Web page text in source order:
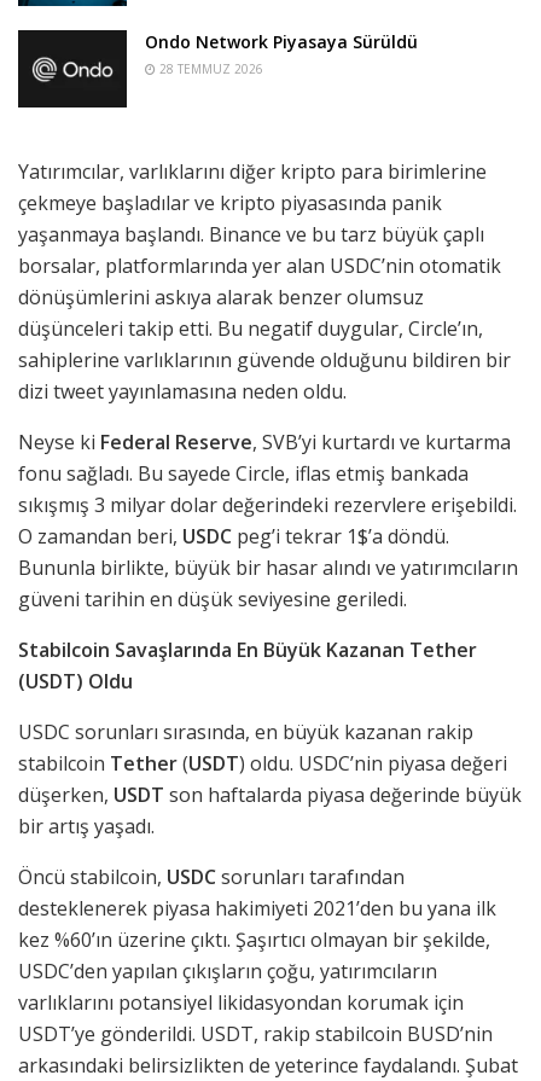
Ondo Network Piyasaya Sürüldü
28 TEMMUZ 2026
Yatırımcılar, varlıklarını diğer kripto para birimlerine
çekmeye başladılar ve kripto piyasasında panik
yaşanmaya başlandı. Binance ve bu tarz büyük çaplı
borsalar, platformlarında yer alan USDC’nin otomatik
dönüşümlerini askıya alarak benzer olumsuz
düşünceleri takip etti. Bu negatif duygular, Circle’ın,
sahiplerine varlıklarının güvende olduğunu bildiren bir
dizi tweet yayınlamasına neden oldu.
Neyse ki Federal Reserve, SVB’yi kurtardı ve kurtarma
fonu sağladı. Bu sayede Circle, iflas etmiş bankada
sıkışmış 3 milyar dolar değerindeki rezervlere erişebildi.
O zamandan beri, USDC peg’i tekrar 1$’a döndü.
Bununla birlikte, büyük bir hasar alındı ve yatırımcıların
güveni tarihin en düşük seviyesine geriledi.
Stabilcoin Savaşlarında En Büyük Kazanan Tether
(USDT) Oldu
USDC sorunları sırasında, en büyük kazanan rakip
stabilcoin Tether(USDT) oldu. USDC’nin piyasa değeri
düşerken, USDT son haftalarda piyasa değerinde büyük
bir artış yaşadı.
Öncü stabilcoin, USDCsorunları tarafından
desteklenerek piyasa hakimiyeti 2021’den bu yana ilk
kez %60’ın üzerine çıktı. Şaşırtıcı olmayan bir şekilde,
USDC’den yapılan çıkışların çoğu, yatırımcıların
varlıklarını potansiyel likidasyondan korumak için
USDT’ye gönderildi. USDT, rakip stabilcoin BUSD’nin
arkasındaki belirsizlikten de yeterince faydalandı. Şubat